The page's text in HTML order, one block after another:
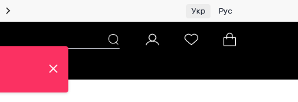
Жінкам | Топ бренди зі знижками!
Укр Рус
Про ЦУМ